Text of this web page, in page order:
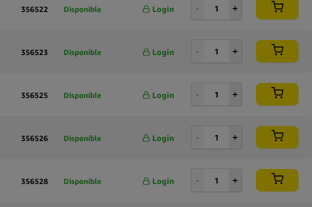
356522 Disponible Login
356523 Disponible Login
356525 Disponible Login
356526 Disponible Login
356528 Disponible Login